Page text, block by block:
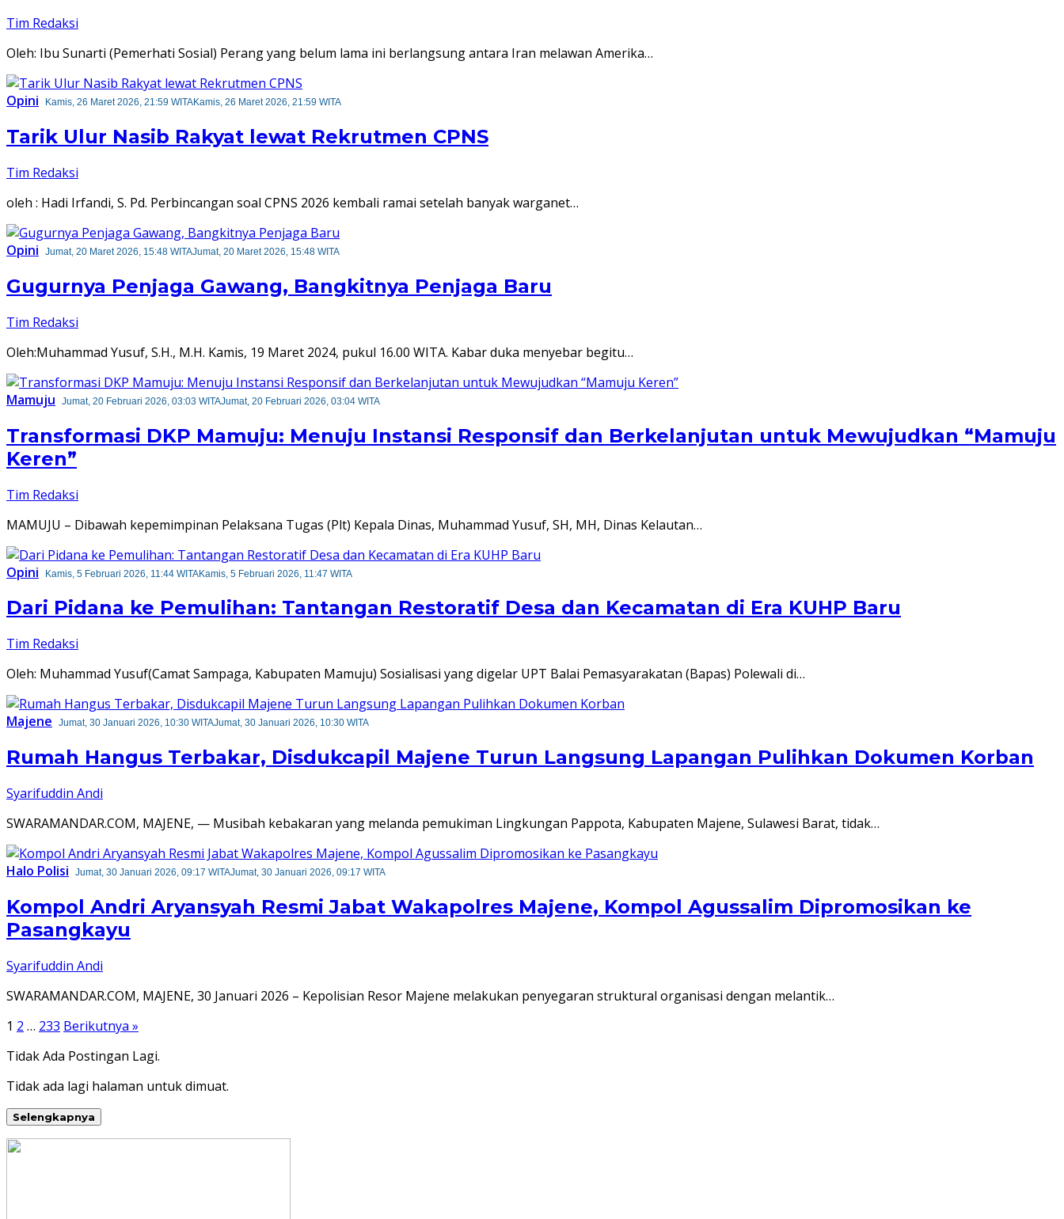
Tim Redaksi
Oleh: Ibu Sunarti (Pemerhati Sosial) Perang yang belum lama ini berlangsung antara Iran melawan Amerika…
Opini Kamis, 26 Maret 2026, 21:59 WITAKamis, 26 Maret 2026, 21:59 WITA
Tarik Ulur Nasib Rakyat lewat Rekrutmen CPNS
Tim Redaksi
oleh : Hadi Irfandi, S. Pd. Perbincangan soal CPNS 2026 kembali ramai setelah banyak warganet…
Opini Jumat, 20 Maret 2026, 15:48 WITAJumat, 20 Maret 2026, 15:48 WITA
Gugurnya Penjaga Gawang, Bangkitnya Penjaga Baru
Tim Redaksi
Oleh:Muhammad Yusuf, S.H., M.H. Kamis, 19 Maret 2024, pukul 16.00 WITA. Kabar duka menyebar begitu…
Mamuju Jumat, 20 Februari 2026, 03:03 WITAJumat, 20 Februari 2026, 03:04 WITA
Transformasi DKP Mamuju: Menuju Instansi Responsif dan Berkelanjutan untuk Mewujudkan “Mamuju
Keren”
Tim Redaksi
MAMUJU – Dibawah kepemimpinan Pelaksana Tugas (Plt) Kepala Dinas, Muhammad Yusuf, SH, MH, Dinas Kelautan…
Opini Kamis, 5 Februari 2026, 11:44 WITAKamis, 5 Februari 2026, 11:47 WITA
Dari Pidana ke Pemulihan: Tantangan Restoratif Desa dan Kecamatan di Era KUHP Baru
Tim Redaksi
Oleh: Muhammad Yusuf(Camat Sampaga, Kabupaten Mamuju) Sosialisasi yang digelar UPT Balai Pemasyarakatan (Bapas) Polewali di…
Majene Jumat, 30 Januari 2026, 10:30 WITAJumat, 30 Januari 2026, 10:30 WITA
Rumah Hangus Terbakar, Disdukcapil Majene Turun Langsung Lapangan Pulihkan Dokumen Korban
Syarifuddin Andi
SWARAMANDAR.COM, MAJENE, — Musibah kebakaran yang melanda pemukiman Lingkungan Pappota, Kabupaten Majene, Sulawesi Barat, tidak…
Halo Polisi Jumat, 30 Januari 2026, 09:17 WITAJumat, 30 Januari 2026, 09:17 WITA
Kompol Andri Aryansyah Resmi Jabat Wakapolres Majene, Kompol Agussalim Dipromosikan ke
Pasangkayu
Syarifuddin Andi
SWARAMANDAR.COM, MAJENE, 30 Januari 2026 – Kepolisian Resor Majene melakukan penyegaran struktural organisasi dengan melantik…
Paginasi
pos
1 2 … 233 Berikutnya »
Tidak Ada Postingan Lagi.
Tidak ada lagi halaman untuk dimuat.
Selengkapnya